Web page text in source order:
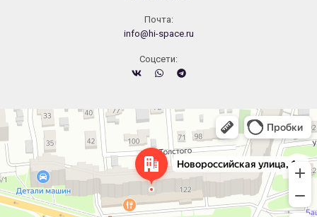
Почта:
info@hi-space.ru
Cоцсети:
Челябинск
Новороссийская улица, 122 — Яндекс.Карты